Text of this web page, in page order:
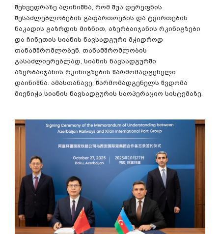
შეხვედრაზე აღინიშნა, რომ შუა დერეფნის
შესაძლებლობების გაფართოების და ტვირთების
ნაკადის გაზრდის მიზნით, აზერბაიჯანის რკინიგზები
და ჩინეთის სიანის ნავსადგური მჭიდროდ
თანამშრომლობენ. თანამშრომლობის
გასაძლიერებლად, სიანის ნავსადგურში
აზერბაიჯანის რკინიგზების წარმომადგენელი
დაინიშნა. ამასთანავე, წარმომადგენელს წვდომა
მიენიჭა სიანის ნავსადგურის საოპერაციო სისტემაზე.